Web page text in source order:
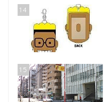
14
15